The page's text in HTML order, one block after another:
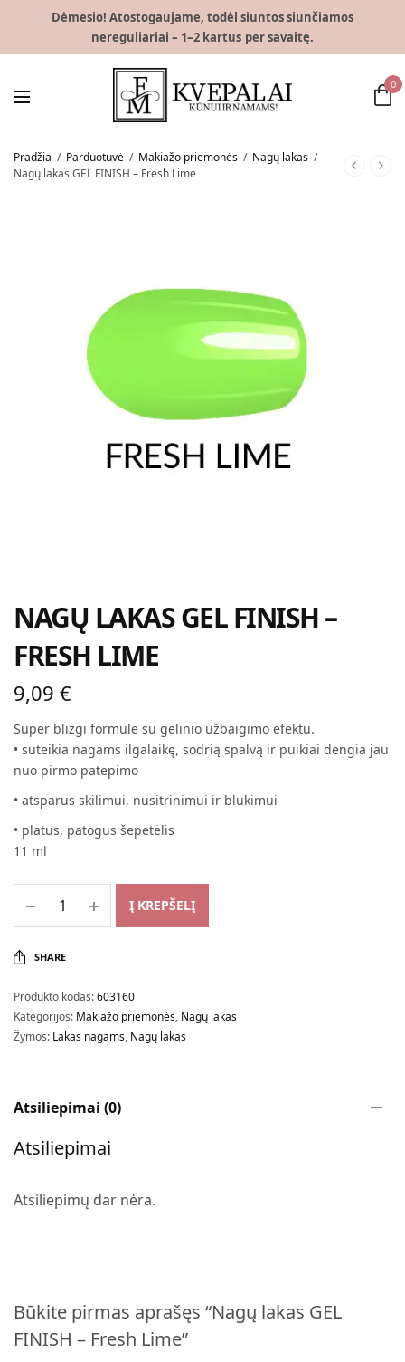
Dėmesio! Atostogaujame, todėl siuntos siunčiamos
nereguliariai – 1–2 kartus per savaitę.
0
Pradžia / Parduotuvė / Makiažo priemonės / Nagų lakas /
Nagų lakas GEL FINISH – Fresh Lime
NAGŲ LAKAS GEL FINISH –
FRESH LIME
9,09€
Super blizgi formulė su gelinio užbaigimo efektu.
• suteikia nagams ilgalaikę, sodrią spalvą ir puikiai dengia jau
nuo pirmo patepimo
• atsparus skilimui, nusitrinimui ir blukimui
• platus, patogus šepetėlis
11 ml
Į KREPŠELĮ
SHARE
Produkto kodas:603160
Kategorijos: Makiažo priemonės, Nagų lakas
Žymos: Lakas nagams, Nagų lakas
Atsiliepimai (0)
Atsiliepimai
Atsiliepimų dar nėra.
Būkite pirmas aprašęs “Nagų lakas GEL
FINISH – Fresh Lime”